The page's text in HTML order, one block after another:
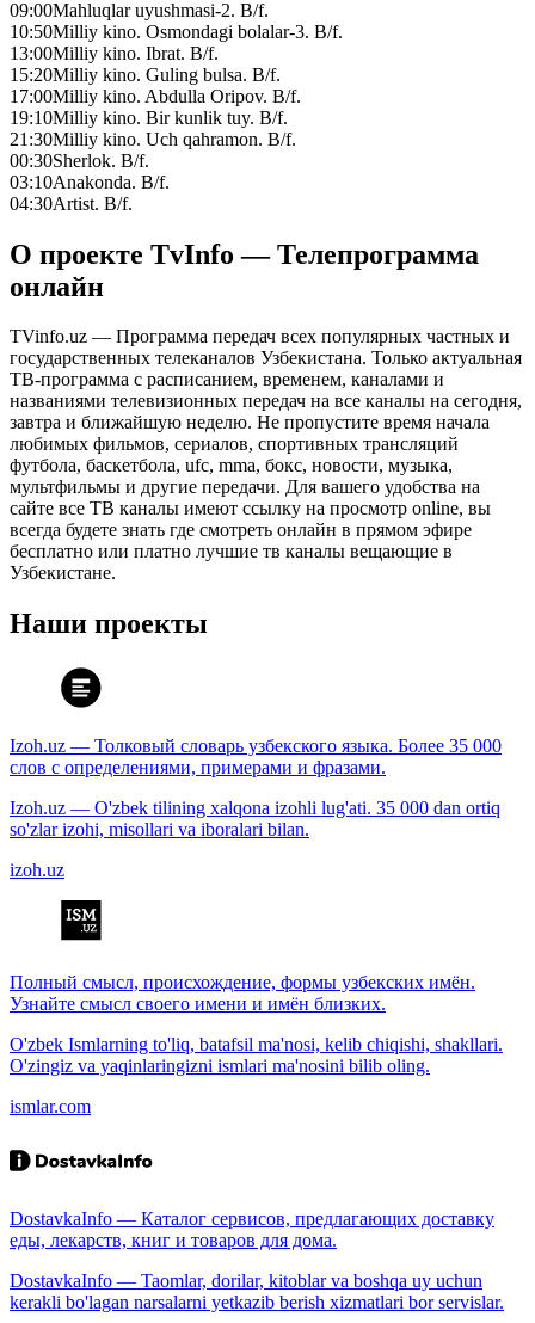
09:00Mahluqlar uyushmasi-2. B/f.
10:50Milliy kino. Osmondagi bolalar-3. B/f.
13:00Milliy kino. Ibrat. B/f.
15:20Milliy kino. Guling bulsa. B/f.
17:00Milliy kino. Abdulla Oripov. B/f.
19:10Milliy kino. Bir kunlik tuy. B/f.
21:30Milliy kino. Uch qahramon. B/f.
00:30Sherlok. B/f.
03:10Anakonda. B/f.
04:30Artist. B/f.
О проекте TvInfo — Телепрограмма
онлайн
TVinfo.uz — Программа передач всех популярных частных и
государственных телеканалов Узбекистана. Только актуальная
ТВ-программа с расписанием, временем, каналами и
названиями телевизионных передач на все каналы на сегодня,
завтра и ближайшую неделю. Не пропустите время начала
любимых фильмов, сериалов, спортивных трансляций
футбола, баскетбола, ufc, mma, бокс, новости, музыка,
мультфильмы и другие передачи. Для вашего удобства на
сайте все ТВ каналы имеют ссылку на просмотр online, вы
всегда будете знать где смотреть онлайн в прямом эфире
бесплатно или платно лучшие тв каналы вещающие в
Узбекистане.
Наши проекты
Izoh.uz — Толковый словарь узбекского языка. Более 35 000
слов с определениями, примерами и фразами.
Izoh.uz — O'zbek tilining xalqona izohli lug'ati. 35 000 dan ortiq
so'zlar izohi, misollari va iboralari bilan.
izoh.uz
Полный смысл, происхождение, формы узбекских имён.
Узнайте смысл своего имени и имён близких.
O'zbek Ismlarning to'liq, batafsil ma'nosi, kelib chiqishi, shakllari.
O'zingiz va yaqinlaringizni ismlari ma'nosini bilib oling.
ismlar.com
DostavkaInfo — Каталог сервисов, предлагающих доставку
еды, лекарств, книг и товаров для дома.
DostavkaInfo — Taomlar, dorilar, kitoblar va boshqa uy uchun
kerakli bo'lagan narsalarni yetkazib berish xizmatlari bor servislar.